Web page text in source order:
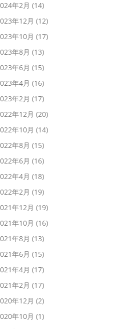
年2月 (14)
年12月 (12)
年10月 (17)
年8月 (13)
年6月 (15)
年4月 (16)
年2月 (17)
年12月 (20)
年10月 (14)
年8月 (15)
年6月 (16)
年4月 (18)
年2月 (19)
年12月 (19)
年10月 (16)
年8月 (13)
年6月 (15)
年4月 (17)
年2月 (17)
年12月 (2)
年10月 (1)